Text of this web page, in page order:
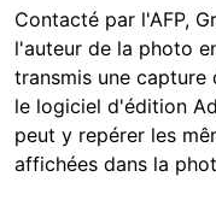
Contacté par l'AFP,
l'auteur de la photo
transmis une
le logiciel d'édition
peut y repérer les
affichées dans la